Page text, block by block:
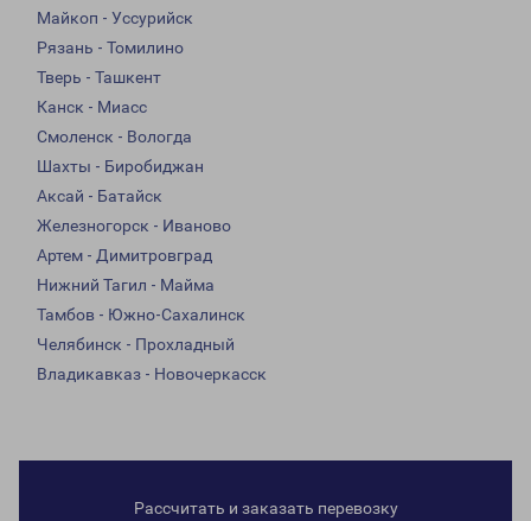
Майкоп - Уссурийск
Рязань - Томилино
Тверь - Ташкент
Канск - Миасс
Смоленск - Вологда
Шахты - Биробиджан
Аксай - Батайск
Железногорск - Иваново
Артем - Димитровград
Нижний Тагил - Майма
Тамбов - Южно-Сахалинск
Челябинск - Прохладный
Владикавказ - Новочеркасск
Рассчитать и заказать перевозку